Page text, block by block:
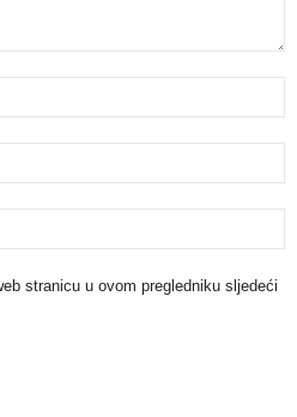
stranicu u ovom pregledniku sljedeći